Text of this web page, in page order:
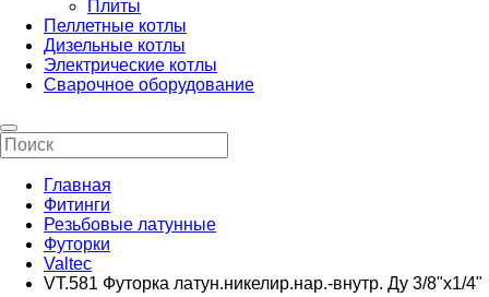
Плиты
Пеллетные котлы
Дизельные котлы
Электрические котлы
Сварочное оборудование
Главная
Фитинги
Резьбовые латунные
Футорки
Valtec
VT.581 Футорка латун.никелир.нар.-внутр. Ду 3/8"х1/4"